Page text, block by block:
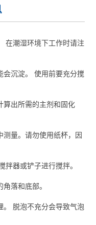
在潮湿环境下工作时请注
会沉淀。 使用前要充分搅
算出所需的主剂和固化
量。请勿使用纸杯，因
器或铲子进行搅拌。
落和底部。
。 脱泡不充分会导致气泡